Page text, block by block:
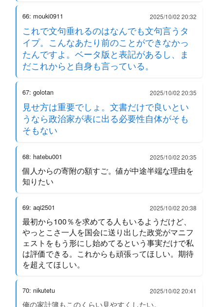
66: mouki0911 2025/10/02 20:32
これで文句垂れるのはなんでも文句言うタ
イプ。こんなあたり前のことができなかっ
たんですよ。ベータ版と表記があるし、ま
だこれからと自身も言っている。
67: golotan 2025/10/02 20:35
見せ方は重要でしょ。文書だけで良いとい
うなら政治家が表に出る必要性自体がそも
そもない
68: hatebu001 2025/10/02 20:35
個人からの寄附の額すご。値が中途半端な理由を
知りたい
69: aqi2501 2025/10/02 20:38
最初から100％を求めてる人もいるようだけど、
やっとこさ一人を国会に送り出した政党がマニフ
ェストをもう形にし始めてるという事実だけで私
は評価できる。これからも頑張ってほしい。期待
を超えてほしい。
70: nikutetu 2025/10/02 20:41
俺の家計簿もこのくらい見やすくしたい。